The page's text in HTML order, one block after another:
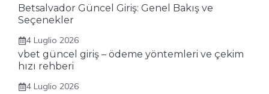
Betsalvador Güncel Giriş: Genel Bakış ve
Seçenekler
4 Luglio 2026
vbet güncel giriş – ödeme yöntemleri ve çekim
hızı rehberi
4 Luglio 2026